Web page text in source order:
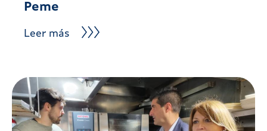
Peme
Leer más